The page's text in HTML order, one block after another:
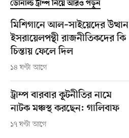
ডোনাল্ড ট্রাম্প নিয়ে আরও পড়ুন
মিশিগানে আল–সাইয়েদের উত্থান
ইসরায়েলপন্থী রাজনীতিকদের কি
চিন্তায় ফেলে দিল
১৪ ঘণ্টা আগে
ট্রাম্প বারবার কূটনীতির নামে
নাটক মঞ্চস্থ করছেন: গালিবাফ
১৭ ঘণ্টা আগে